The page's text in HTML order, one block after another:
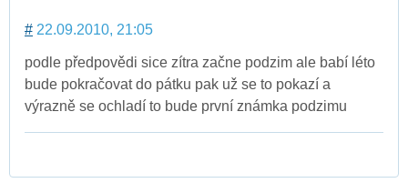
# 22.09.2010, 21:05
podle předpovědi sice zítra začne podzim ale babí léto
bude pokračovat do pátku pak už se to pokazí a
výrazně se ochladí to bude první známka podzimu